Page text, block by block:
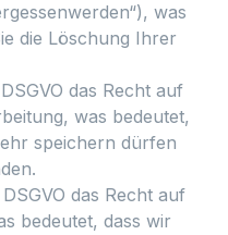
was
die Löschung Ihrer
das Recht auf
was bedeutet,
speichern dürfen
das Recht auf
bedeutet, dass wir